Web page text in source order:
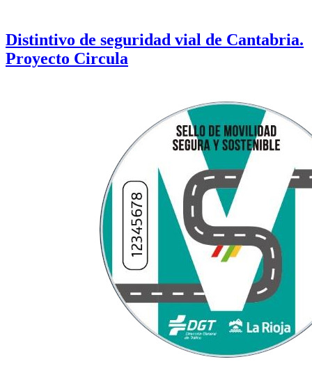
Distintivo de seguridad vial de Cantabria.
Proyecto Circula